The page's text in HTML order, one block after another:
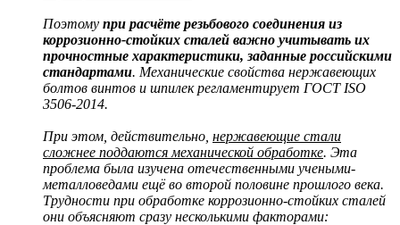
Поэтому при расчёте резьбового соединения из
коррозионно-стойких сталей важно учитывать их
прочностные характеристики, заданные российскими
стандартами. Механические свойства нержавеющих
болтов винтов и шпилек регламентирует ГОСТ ISO
3506-2014.
При этом, действительно, нержавеющие стали
сложнее поддаются механической обработке. Эта
проблема была изучена отечественными учеными-
металловедами ещё во второй половине прошлого века.
Трудности при обработке коррозионно-стойких сталей
они объясняют сразу несколькими факторами: